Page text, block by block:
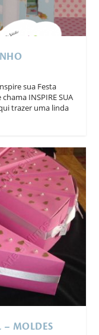
sua Festa
INSPIRE SUA
trazer uma linda
– MOLDES